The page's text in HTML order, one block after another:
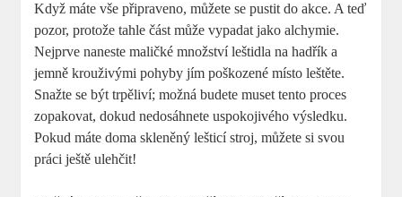
Když⁣ máte vše ‍připraveno,⁣ můžete se⁣ pustit do ‌akce. A​ teď
pozor, protože‌ tahle‌ část ⁤může​ vypadat jako⁢ alchymie.
⁤Nejprve⁢ naneste maličké množství leštidla na ⁣hadřík a
jemně ⁢krouživými pohyby jím poškozené ⁢místo leštěte.
Snažte se být trpěliví; možná budete muset tento proces
‍zopakovat, dokud nedosáhnete uspokojivého výsledku.
Pokud máte ⁢doma⁢ skleněný lešticí ⁤stroj, můžete si svou
práci ještě⁢ ulehčit!